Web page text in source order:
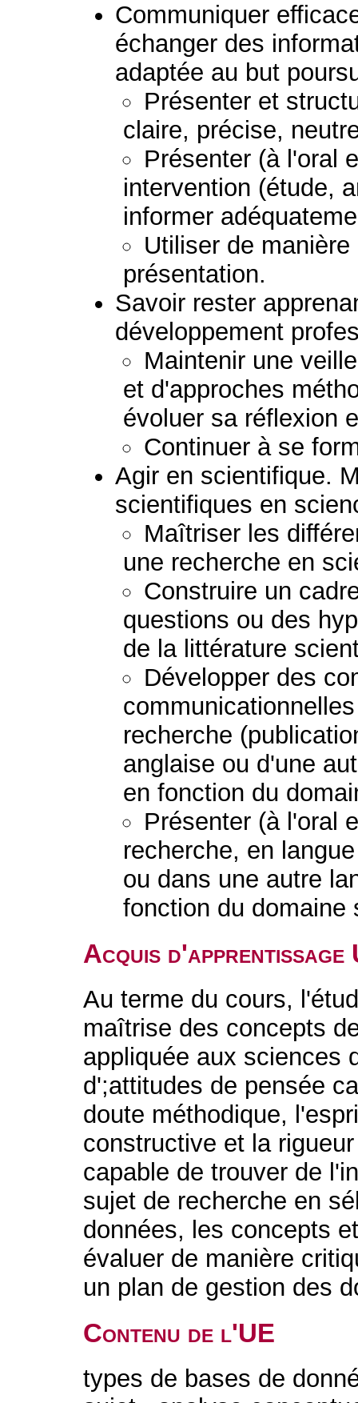
Communiquer
échanger des
adaptée au but
Présenter et
claire, précise,
Présenter (à l'oral
intervention (étude,
informer
Utiliser de
présentation.
Savoir rester
développement
Maintenir une
et d'approches
évoluer sa réflexion
Continuer à se
Agir en scientifique.
scientifiques en
Maîtriser les
une recherche en
Construire un
questions ou des
de la littérature
Développer des
recherche
anglaise ou d'une
en fonction du
Présenter (à l'oral
recherche, en
ou dans une autre
fonction du domaine
Acquis d'apprentissage
Au terme du cours,
maîtrise des concepts
appliquée aux sciences
d';attitudes de pensée
doute méthodique,
constructive et la
capable de trouver de
sujet de recherche en
données, les concepts
évaluer de manière
un plan de gestion des
Contenu de l'UE
types de bases de